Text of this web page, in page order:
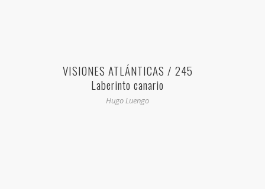
VISIONES ATLÁNTICAS / 245
Laberinto canario
Hugo Luengo